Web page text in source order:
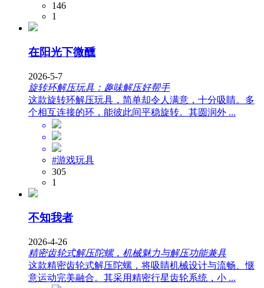
146
1
在阳光下微醺
2026-5-7
旋转环解压玩具：趣味解压好帮手
这款旋转环解压玩具，简单却令人满意，十分吸睛。多
个相互连接的环，能彼此间平稳旋转。其圆润外 ...
#游戏玩具
305
1
不知我者
2026-4-26
精密齿轮式解压陀螺，机械魅力与解压功能兼具
这款精密齿轮式解压陀螺，将吸睛机械设计与流畅、惬
意运动完美融合。其采用精密行星齿轮系统，小 ...